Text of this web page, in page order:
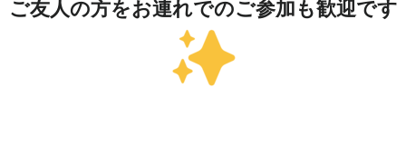
ご友人の方をお連れでのご参加も歓迎です